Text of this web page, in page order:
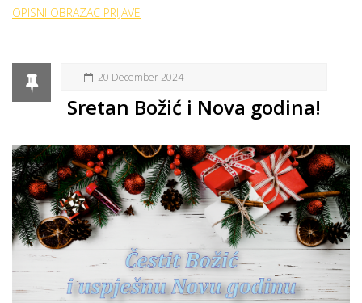
OPISNI OBRAZAC PRIJAVE
20 December 2024
Sretan Božić i Nova godina!